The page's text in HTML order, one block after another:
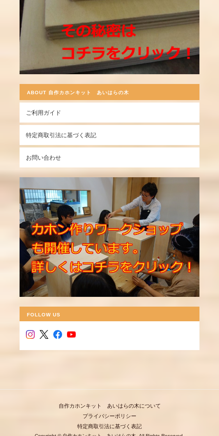
ABOUT 自作カホンキット あいはらの木
ご利用ガイド
特定商取引法に基づく表記
お問い合わせ
FOLLOW US
自作カホンキット あいはらの木について
プライバシーポリシー
特定商取引法に基づく表記